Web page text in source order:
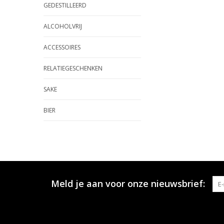
GEDESTILLEERD
ALCOHOLVRIJ
ACCESSOIRES
RELATIEGESCHENKEN
SAKE
BIER
Meld je aan voor onze nieuwsbrief: